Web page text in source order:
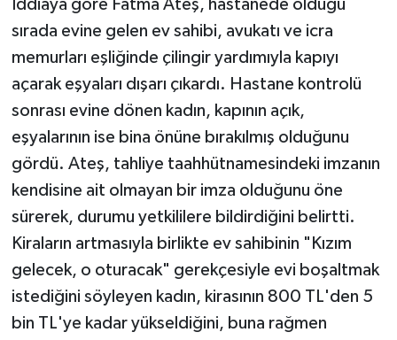
İddiaya göre Fatma Ateş, hastanede olduğu
sırada evine gelen ev sahibi, avukatı ve icra
memurları eşliğinde çilingir yardımıyla kapıyı
açarak eşyaları dışarı çıkardı. Hastane kontrolü
sonrası evine dönen kadın, kapının açık,
eşyalarının ise bina önüne bırakılmış olduğunu
gördü. Ateş, tahliye taahhütnamesindeki imzanın
kendisine ait olmayan bir imza olduğunu öne
sürerek, durumu yetkililere bildirdiğini belirtti.
Kiraların artmasıyla birlikte ev sahibinin "Kızım
gelecek, o oturacak" gerekçesiyle evi boşaltmak
istediğini söyleyen kadın, kirasının 800 TL'den 5
bin TL'ye kadar yükseldiğini, buna rağmen